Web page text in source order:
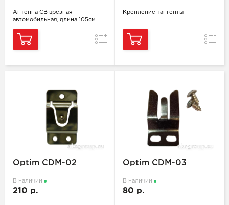
Антенна СВ врезная
автомобильная, длина 105см
Сравнение
Крепление тангенты
Optim CDM-02
В наличии
210 р.
Optim CDM-03
В наличии
80 р.